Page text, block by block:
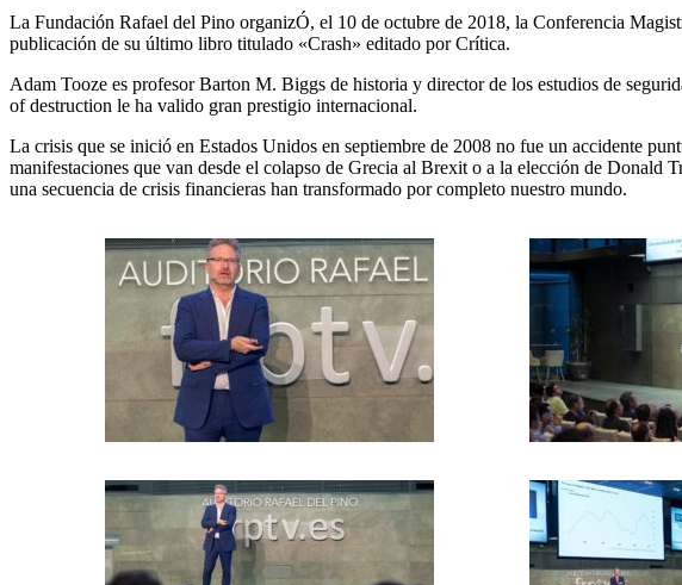
La Fundación Rafael del Pino organizÓ, el 10 de octubre de 2018, la Conferencia
publicación de su último libro titulado «Crash» editado por Crítica.
Adam Tooze es profesor Barton M. Biggs de historia y director de los estudios de
of destruction le ha valido gran prestigio internacional.
La crisis que se inició en Estados Unidos en septiembre de 2008 no fue un accidente
manifestaciones que van desde el colapso de Grecia al Brexit o a la elección de Donald
una secuencia de crisis financieras han transformado por completo nuestro mundo.